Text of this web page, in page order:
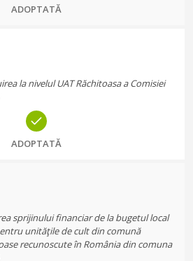
ADOPTATĂ
la nivelul UAT Răchitoasa a Comisiei
ADOPTATĂ
sprijinului financiar de la bugetul local
unităţile de cult din comună
recunoscute în România din comuna